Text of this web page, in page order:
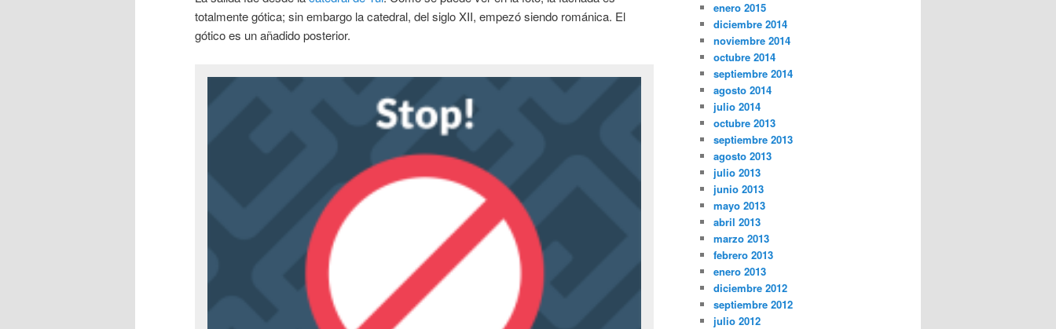
totalmente gótica; sin embargo la catedral, del siglo XII, empezó siendo románica. El
gótico es un añadido posterior.
enero 2015
diciembre 2014
noviembre 2014
octubre 2014
septiembre 2014
agosto 2014
julio 2014
octubre 2013
septiembre 2013
agosto 2013
julio 2013
junio 2013
mayo 2013
abril 2013
marzo 2013
febrero 2013
enero 2013
diciembre 2012
septiembre 2012
julio 2012